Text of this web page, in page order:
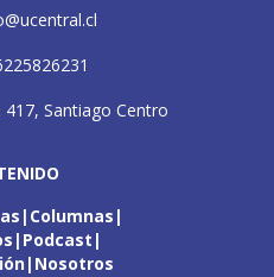
417, Santiago Centro
Columnas
Podcast
Nosotros